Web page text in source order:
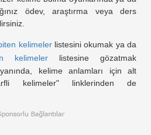
ödev, araştırma veya ders
kelimelerlistesini okumak ya da
kelimelerlistesine gözatmak
kelime anlamları için alt
kelimeler" linklerinden de